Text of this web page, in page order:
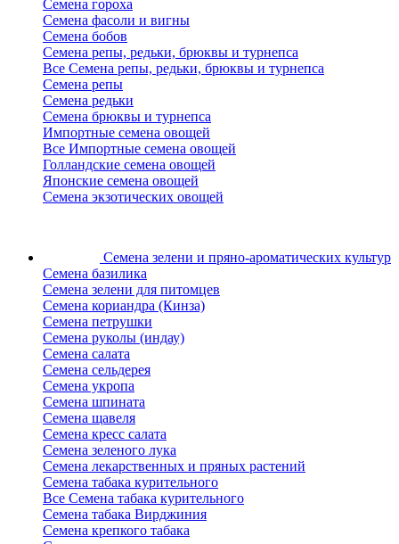
Семена гороха
Семена фасоли и вигны
Семена бобов
Семена репы, редьки, брюквы и турнепса
Все Семена репы, редьки, брюквы и турнепса
Семена репы
Семена редьки
Семена брюквы и турнепса
Импортные семена овощей
Все Импортные семена овощей
Голландские семена овощей
Японские семена овощей
Семена экзотических овощей
Семена зелени и пряно-ароматических культур
Семена базилика
Семена зелени для питомцев
Семена кориандра (Кинза)
Семена петрушки
Семена руколы (индау)
Семена салата
Семена сельдерея
Семена укропа
Семена шпината
Семена щавеля
Семена кресс салата
Семена зеленого лука
Семена лекарственных и пряных растений
Семена табака курительного
Все Семена табака курительного
Семена табака Вирджиния
Семена крепкого табака